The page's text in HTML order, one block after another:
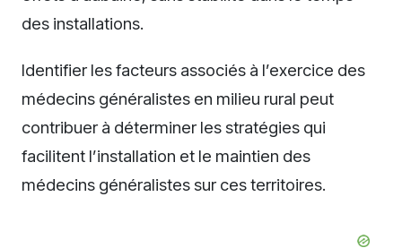
des installations.
Identifier les facteurs associés à l’exercice des
médecins généralistes en milieu rural peut
contribuer à déterminer les stratégies qui
facilitent l’installation et le maintien des
médecins généralistes sur ces territoires.